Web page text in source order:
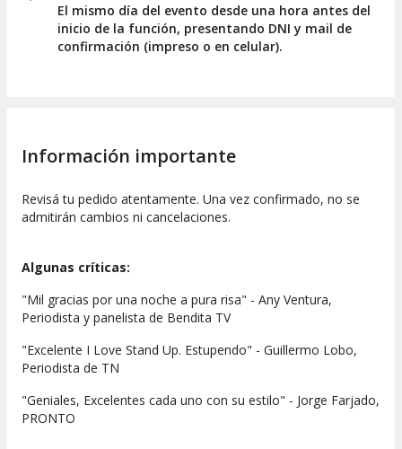
El mismo día del evento desde una hora antes del
inicio de la función, presentando DNI y mail de
confirmación (impreso o en celular).
Información importante
Revisá tu pedido atentamente. Una vez confirmado, no se
admitirán cambios ni cancelaciones.
Algunas críticas:
"Mil gracias por una noche a pura risa" - Any Ventura,
Periodista y panelista de Bendita TV
"Excelente I Love Stand Up. Estupendo" - Guillermo Lobo,
Periodista de TN
"Geniales, Excelentes cada uno con su estilo" - Jorge Farjado,
PRONTO